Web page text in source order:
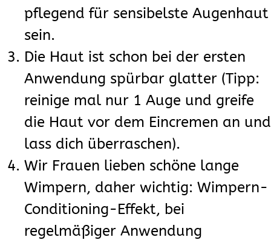
pflegend für sensibelste Augenhaut
sein.
Die Haut ist schon bei der ersten
Anwendung spürbar glatter (Tipp:
reinige mal nur 1 Auge und greife
die Haut vor dem Eincremen an und
lass dich überraschen).
Wir Frauen lieben schöne lange
Wimpern, daher wichtig: Wimpern-
Conditioning-Effekt, bei
regelmäßiger Anwendung